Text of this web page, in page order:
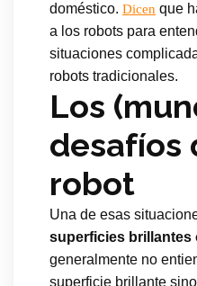
doméstico. Dicen que
a los robots para
situaciones
robots tradicionales.
Los
desafíos
robot
Una de esas
superficies brillantes
generalmente no
superficie brillante